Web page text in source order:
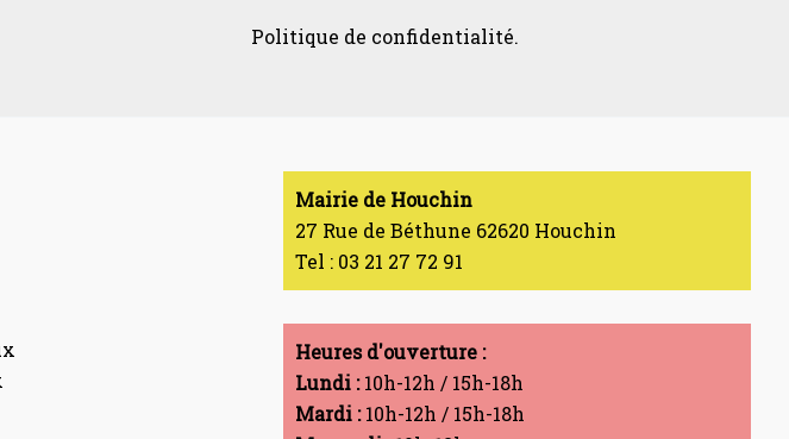
Politique de confidentialité.
Mairie de Houchin
27 Rue de Béthune 62620 Houchin
Tel : 03 21 27 72 91
Heures d'ouverture :
Lundi :10h-12h / 15h-18h
Mardi :10h-12h / 15h-18h